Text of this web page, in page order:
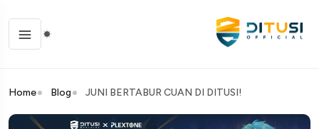
Home Blog JUNI BERTABUR CUAN DI DITUSI!